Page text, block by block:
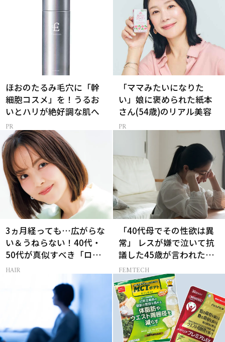
ほおのたるみ毛穴に「幹
細胞コスメ」を！うるお
いとハリが絶好調な肌へ
「ママみたいになりた
い」娘に褒められた紙本
さん(54歳)のリアル美容
3ヵ月経っても…広がらな
い＆うねらない！40代・
50代が真似すべき「ロー
レイヤーボブ」
HAIR
「40代母でその性欲は異
常」 レスが嫌で泣いて抗
議した45歳が言われた暴
言【セックスレス AND
THE CITY -女たちの告
白-】
FEMTECH